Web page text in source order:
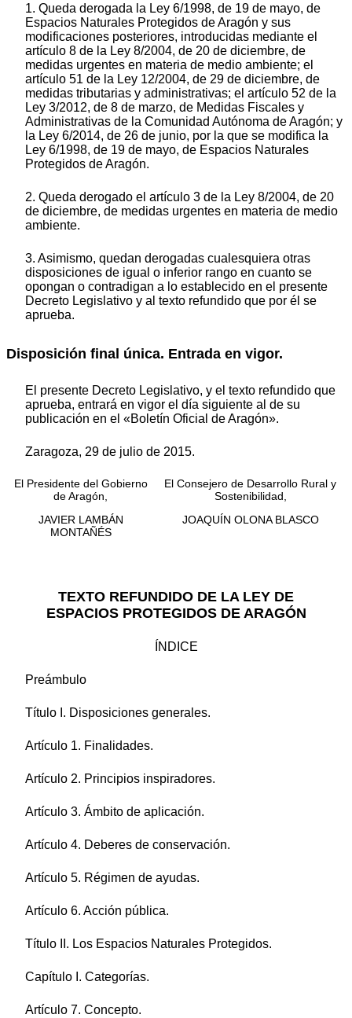
1. Queda derogada la Ley 6/1998, de 19 de mayo, de
Espacios Naturales Protegidos de Aragón y sus
modificaciones posteriores, introducidas mediante el
artículo 8 de la Ley 8/2004, de 20 de diciembre, de
medidas urgentes en materia de medio ambiente; el
artículo 51 de la Ley 12/2004, de 29 de diciembre, de
medidas tributarias y administrativas; el artículo 52 de la
Ley 3/2012, de 8 de marzo, de Medidas Fiscales y
Administrativas de la Comunidad Autónoma de Aragón; y
la Ley 6/2014, de 26 de junio, por la que se modifica la
Ley 6/1998, de 19 de mayo, de Espacios Naturales
Protegidos de Aragón.
2. Queda derogado el artículo 3 de la Ley 8/2004, de 20
de diciembre, de medidas urgentes en materia de medio
ambiente.
3. Asimismo, quedan derogadas cualesquiera otras
disposiciones de igual o inferior rango en cuanto se
opongan o contradigan a lo establecido en el presente
Decreto Legislativo y al texto refundido que por él se
aprueba.
Disposición final única. Entrada en vigor.
El presente Decreto Legislativo, y el texto refundido que
aprueba, entrará en vigor el día siguiente al de su
publicación en el «Boletín Oficial de Aragón».
Zaragoza, 29 de julio de 2015.
El Presidente del Gobierno
de Aragón,
El Consejero de Desarrollo Rural y
Sostenibilidad,
JAVIER LAMBÁN
MONTAÑÉS
JOAQUÍN OLONA BLASCO
TEXTO REFUNDIDO DE LA LEY DE
ESPACIOS PROTEGIDOS DE ARAGÓN
ÍNDICE
Preámbulo
Título I. Disposiciones generales.
Artículo 1. Finalidades.
Artículo 2. Principios inspiradores.
Artículo 3. Ámbito de aplicación.
Artículo 4. Deberes de conservación.
Artículo 5. Régimen de ayudas.
Artículo 6. Acción pública.
Título II. Los Espacios Naturales Protegidos.
Capítulo I. Categorías.
Artículo 7. Concepto.